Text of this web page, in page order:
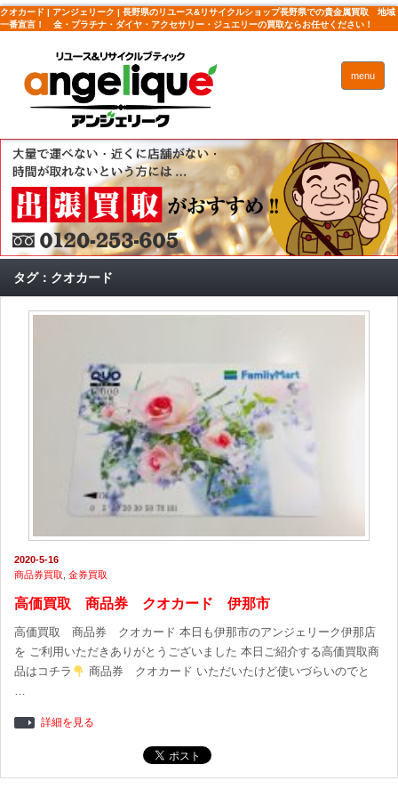
クオカード | アンジェリーク | 長野県のリユース&リサイクルショップ長野県での貴金属買取 地域
一番宣言！ 金・プラチナ・ダイヤ・アクセサリー・ジュエリーの買取ならお任せください！
menu
タグ：クオカード
2020-5-16
商品券買取 金券買取
高価買取 商品券 クオカード 伊那市
高価買取 商品券 クオカード 本日も伊那市のアンジェリーク伊那店
を ご利用いただきありがとうございました 本日ご紹介する高価買取商
品はコチラ
商品券 クオカード いただいたけど使いづらいのでと
…
詳細を見る